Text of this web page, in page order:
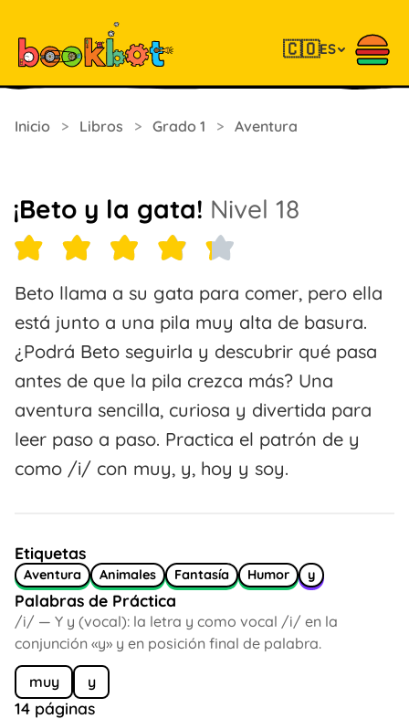
🇨🇴ES
Inicio > Libros > Grado 1 > Aventura
¡Beto y la gata! Nivel 18
Beto llama a su gata para comer, pero ella
está junto a una pila muy alta de basura.
¿Podrá Beto seguirla y descubrir qué pasa
antes de que la pila crezca más? Una
aventura sencilla, curiosa y divertida para
leer paso a paso. Practica el patrón de y
como /i/ con muy, y, hoy y soy.
Etiquetas
Aventura Animales Fantasía Humor y
Palabras de Práctica
/i/ — Y y (vocal): la letra y como vocal /i/ en la
conjunción «y» y en posición final de palabra.
muy y
14 páginas